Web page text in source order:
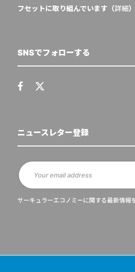
フセットに取り組んでいます（詳細）
SNSでフォローする
ニュースレター登録
サーキュラーエコノミーに関する最新情報